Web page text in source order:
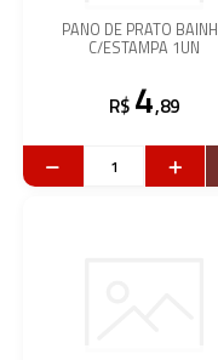
PANO DE PRATO
C/ESTAMPA 1UN
R$ 4,89